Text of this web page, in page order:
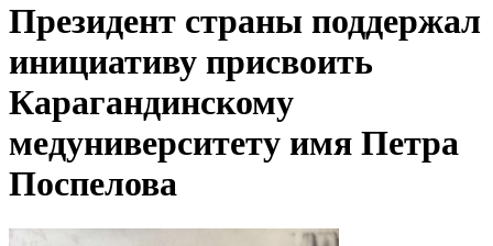
Президент страны поддержал
инициативу присвоить
Карагандинскому
медуниверситету имя Петра
Поспелова